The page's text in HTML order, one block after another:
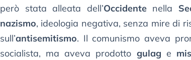
però stata alleata dell’Occidentenella
nazismo, ideologia negativa, senza mire di
sull’antisemitismo. Il comunismo aveva
socialista, ma aveva prodotto gulag e